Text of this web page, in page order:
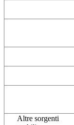
Altre sorgenti